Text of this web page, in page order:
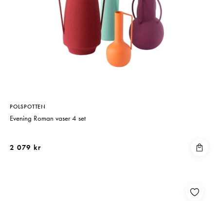
POLSPOTTEN
Evening Roman vaser 4 set
2 079 kr